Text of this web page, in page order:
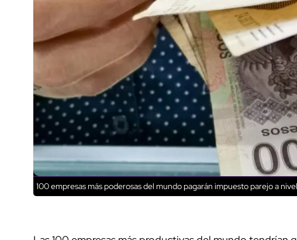
100 empresas más poderosas del mundo pagarán impuesto parejo a